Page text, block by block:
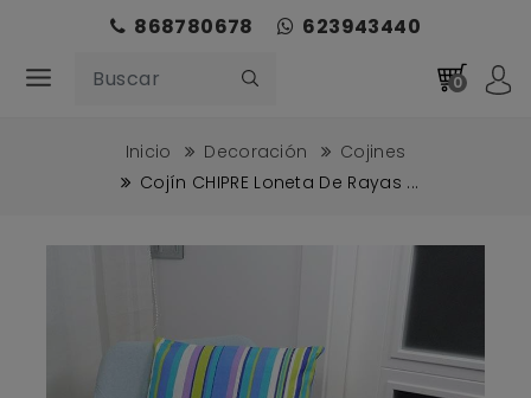
868780678 623943440
0
Inicio Decoración
Cojines
Cojín CHIPRE Loneta De Rayas ...